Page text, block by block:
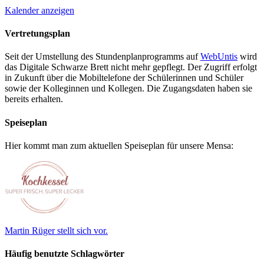
Kalender anzeigen
Vertretungsplan
Seit der Umstellung des Stundenplanprogramms aufWebUntis wird
das Digitale Schwarze Brett nicht mehr gepflegt. Der Zugriff erfolgt
in Zukunft über die Mobiltelefone der Schülerinnen und Schüler
sowie der Kolleginnen und Kollegen. Die Zugangsdaten haben sie
bereits erhalten.
Speiseplan
Hier kommt man zum aktuellen Speiseplan für unsere Mensa:
Martin Rüger stellt sich vor.
Häufig benutzte Schlagwörter